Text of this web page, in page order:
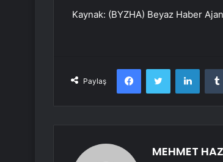
Kaynak: (BYZHA) Beyaz Haber
Paylaş
FacebookTwitter
MEHMET